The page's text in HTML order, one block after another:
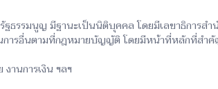
ธรรมนูญ มีฐานะเป็นนิติบุคคล โดยมีเลขาธิการสำ
การอื่นตามที่กฎหมายบัญญัติ โดยมีหน้าที่หลักที่สำ
านการเงิน ฯลฯ